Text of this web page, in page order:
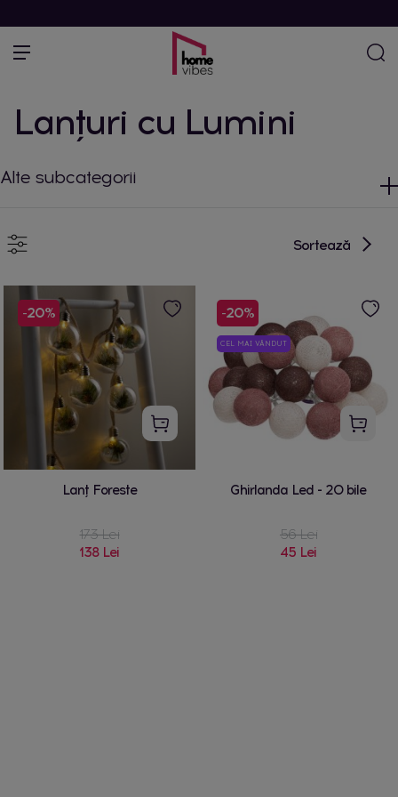
Lanţuri cu Lumini
Alte subcategorii
Sortează
-20%
Lanț Foreste
173 Lei
138 Lei
-20%
CEL MAI VÂNDUT
Ghirlanda Led - 20 bile
56 Lei
45 Lei